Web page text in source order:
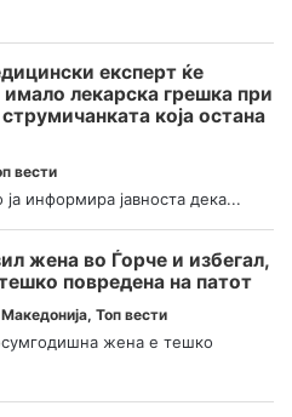
експерт ќе
лекарска грешка при
струмичанката која остана
вести
информира јавноста дека...
жена во Ѓорче и избегал,
тешко повредена на патот
Македонија, Топ вести
жена е тешко